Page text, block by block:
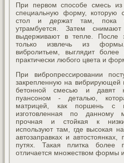
При первом способе смесь
специальную форму, которую
стол и держат там, пока
утрамбуется. Затем
выдерживают в тепле. После
только извлечь из
вибролитьем, выглядит
практически любого цвета и
При вибропрессировании
закрепленную на вибрирующей
бетонной смесью и давят
пуансоном - деталью,
матрицей, как поршень с
изготовленная по данному
прочная и стойкая к
используют там, где высокая
автозаправках и
путях. Такая плитка более
отличается множеством формы и